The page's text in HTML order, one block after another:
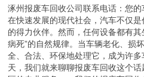
涿州报废车回收公司联系电话：您
在快速发展的现代社会，汽车不仅
的得力伙伴。然而，任何设备都有
病死”的自然规律。当车辆老化、损
全、合法、环保地处理它，成为许
天，我们就来聊聊报废车回收这个